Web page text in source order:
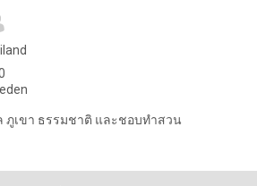
ภูเขา ธรรมชาติ และชอบทำสวน